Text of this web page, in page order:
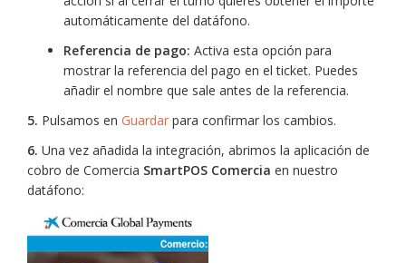
automáticamente del datáfono.
Referencia de pago: Activa esta opción para
mostrar la referencia del pago en el ticket. Puedes
añadir el nombre que sale antes de la referencia.
5. Pulsamos en Guardar para confirmar los cambios.
6. Una vez añadida la integración, abrimos la aplicación de
cobro de Comercia SmartPOS Comercia en nuestro
datáfono: